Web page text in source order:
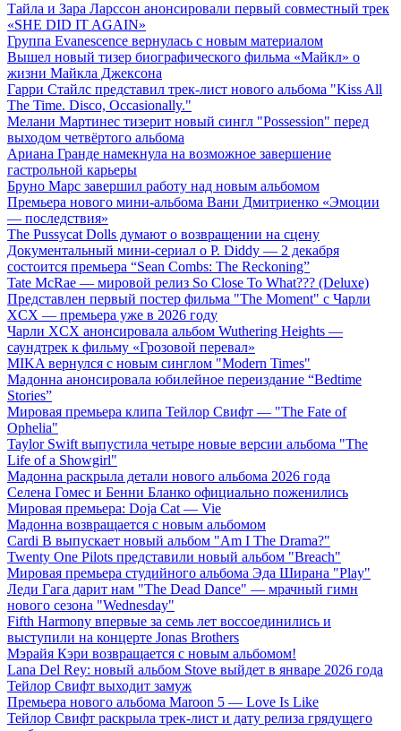
Тайла и Зара Ларссон анонсировали первый совместный трек
«SHE DID IT AGAIN»
Группа Evanescence вернулась с новым материалом
Вышел новый тизер биографического фильма «Майкл» о
жизни Майкла Джексона
Гарри Стайлс представил трек-лист нового альбома "Kiss All
The Time. Disco, Occasionally."
Мелани Мартинес тизерит новый сингл "Possession" перед
выходом четвёртого альбома
Ариана Гранде намекнула на возможное завершение
гастрольной карьеры
Бруно Марс завершил работу над новым альбомом
Премьера нового мини-альбома Вани Дмитриенко «Эмоции
— последствия»
The Pussycat Dolls думают о возвращении на сцену
Документальный мини-сериал о P. Diddy — 2 декабря
состоится премьера “Sean Combs: The Reckoning”
Tate McRae — мировой релиз So Close To What??? (Deluxe)
Представлен первый постер фильма "The Moment" с Чарли
XCX — премьера уже в 2026 году
Чарли XCX анонсировала альбом Wuthering Heights —
саундтрек к фильму «Грозовой перевал»
MIKA вернулся с новым синглом "Modern Times"
Мадонна анонсировала юбилейное переиздание “Bedtime
Stories”
Мировая премьера клипа Тейлор Свифт — "The Fate of
Ophelia"
Taylor Swift выпустила четыре новые версии альбома "The
Life of a Showgirl"
Мадонна раскрыла детали нового альбома 2026 года
Селена Гомес и Бенни Бланко официально поженились
Мировая премьера: Doja Cat — Vie
Мадонна возвращается с новым альбомом
Cardi B выпускает новый альбом "Am I The Drama?"
Twenty One Pilots представили новый альбом "Breach"
Мировая премьера студийного альбома Эда Ширана "Play"
Леди Гага дарит нам "The Dead Dance" — мрачный гимн
нового сезона "Wednesday"
Fifth Harmony впервые за семь лет воссоединились и
выступили на концерте Jonas Brothers
Мэрайя Кэри возвращается с новым альбомом!
Lana Del Rey: новый альбом Stove выйдет в январе 2026 года
Тейлор Свифт выходит замуж
Премьера нового альбома Maroon 5 — Love Is Like
Тейлор Свифт раскрыла трек-лист и дату релиза грядущего